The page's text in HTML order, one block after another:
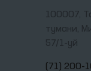
100007,
тумани,
57/1-уй
(71) 200-